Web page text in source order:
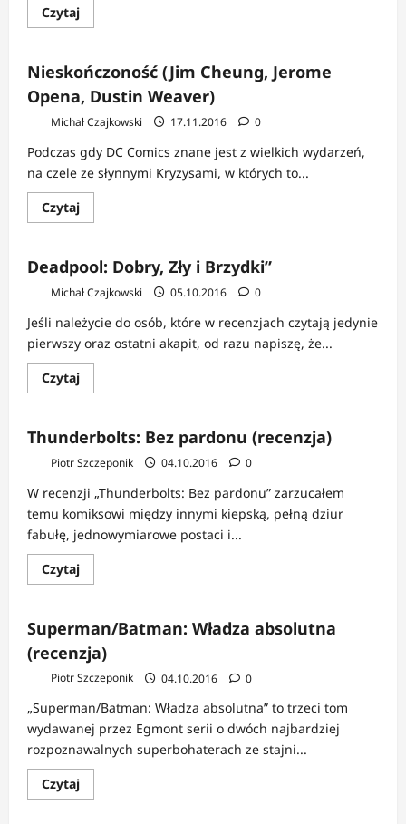
CzytajDowiedz
się
Superior
Spider-
Man:
Zło
konieczne
(recenzja)
Nieskończoność (Jim Cheung, Jerome
Opena, Dustin Weaver)
Michał Czajkowski 17.11.2016 0
Podczas gdy DC Comics znane jest z wielkich wydarzeń,
na czele ze słynnymi Kryzysami, w których to...
CzytajDowiedz
się
Nieskończoność
(Jim
Jerome
Dustin
Weaver)
Deadpool: Dobry, Zły i Brzydki”
Michał Czajkowski 05.10.2016 0
Jeśli należycie do osób, które w recenzjach czytają jedynie
pierwszy oraz ostatni akapit, od razu napiszę, że...
CzytajDowiedz
się
Deadpool:
Dobry,
i
Thunderbolts: Bez pardonu (recenzja)
Piotr Szczeponik 04.10.2016 0
W recenzji „Thunderbolts: Bez pardonu” zarzucałem
temu komiksowi między innymi kiepską, pełną dziur
fabułę, jednowymiarowe postaci i...
CzytajDowiedz
się
Bez
pardonu
(recenzja)
Superman/Batman: Władza absolutna
(recenzja)
Piotr Szczeponik 04.10.2016 0
„Superman/Batman: Władza absolutna” to trzeci tom
wydawanej przez Egmont serii o dwóch najbardziej
rozpoznawalnych superbohaterach ze stajni...
CzytajDowiedz
się